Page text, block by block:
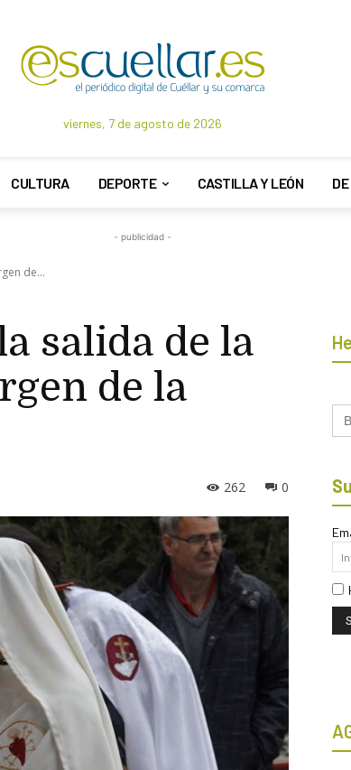
viernes, 7 de agosto de 2026
CULTURA DEPORTE CASTILLA Y LEÓN
- publicidad -
de...
salida de la
de la
0
262